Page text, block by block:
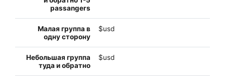
$usd
$usd